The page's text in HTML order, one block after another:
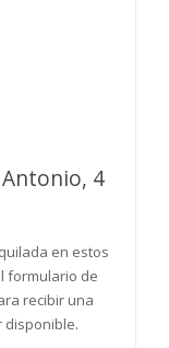
Antonio, 4
en estos
formulario de
recibir una
disponible.